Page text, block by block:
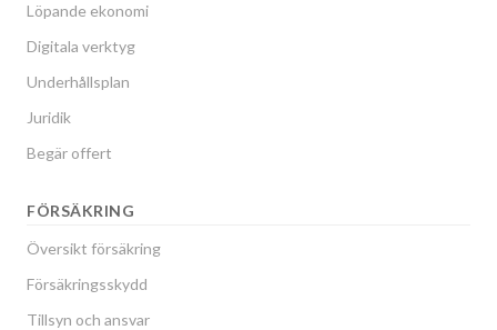
Löpande ekonomi
Digitala verktyg
Underhållsplan
Juridik
Begär offert
FÖRSÄKRING
Översikt försäkring
Försäkringsskydd
Tillsyn och ansvar